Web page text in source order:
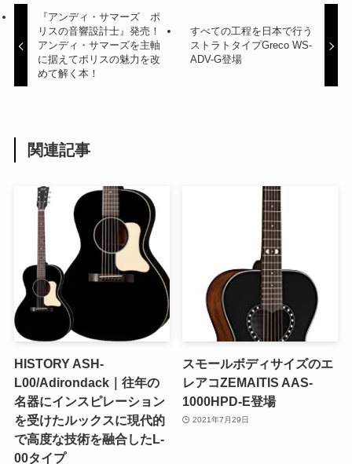
『アンディ・サマーズ ポ
リスの音響設計士』発売！
アンディ・サマーズを主軸
に据えてポリスの魅力を改
めて解く本！
すべての工程を日本で行う
ストラトタイプGreco WS-
ADV-G登場
関連記事
HISTORY ASH-
L00/Adirondack｜往年の
名器にインスピレーション
を受けたルックスに現代的
で高度な技術を融合したL-
00タイプ
スモールボディサイズのエ
レアコZEMAITIS AAS-
1000HPD-E登場
2021年7月29日